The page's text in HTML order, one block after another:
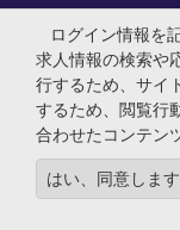
General
専門分野
アプリ
ログイン情報を
求人情報の検索や
行するため、サイ
するため、閲覧行
合わせたコンテン
はい、同意します